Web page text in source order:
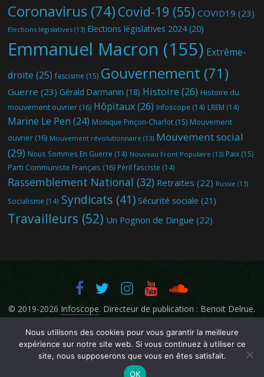
Coronavirus (74) Covid-19 (55) COVID19 (23)
Elections législatives (13) Elections législatives 2024(20)
Emmanuel Macron (155) Extrême-
droite (25) fascisme (15) Gouvernement (71)
Guerre (23) Gérald Darmanin (18) Histoire (26) Histoire du
mouvement ouvrier (16) Hôpitaux(26) Infoscope (14) LREM (14)
Marine Le Pen (24) Monique Pinçon-Charlot (15) Mouvement
ouvrier (16) Mouvement révolutionnaire (13) Mouvement social
(29) Nous Sommes En Guerre (14) Nouveau Front Populaire (13) Paix (15)
Parti Communiste Français (16) Péril fasciste (14)
Rassemblement National (32) Retraites (22) Russie (13)
Socialisme (14) Syndicats (41) Sécurité sociale (21)
Travailleurs (52) Un Pognon de Dingue (22)
© 2019-2026 Infoscope. Directeur de publication : Benoit Delrue.
Nous utilisons des cookies pour vous garantir la meilleure
expérience sur notre site web. Si vous continuez à utiliser ce
site, nous supposerons que vous en êtes satisfait.
OK